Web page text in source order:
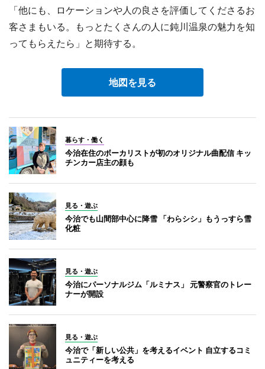
「他にも、ロケーションや人の良さを評価してくださるお
客さまもいる。もっとたくさんの人に鈍川温泉の魅力を知
ってもらえたら」と期待する。
地図を見る
暮らす・働く
今治在住のボーカリストが初のオリジナル曲配信 キッ
チンカー店主の顔も
見る・遊ぶ
今治でも山間部中心に降雪 「わらシシ」もうっすら雪
化粧
見る・遊ぶ
今治にパーソナルジム「ルミナス」 元警察官のトレー
ナーが開設
見る・遊ぶ
今治で「新しい公共」を考えるイベント 自立するコミ
ュニティーを考える